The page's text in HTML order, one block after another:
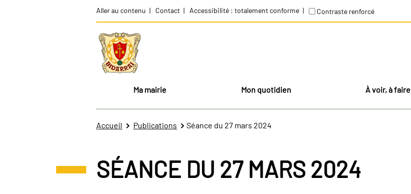
Aller au contenu Contact Accessibilité : totalement conforme Contraste renforcé
Ma mairie Mon quotidien À voir, à faire
Accueil Publications Séance du 27 mars 2024
SÉANCE DU 27 MARS 2024